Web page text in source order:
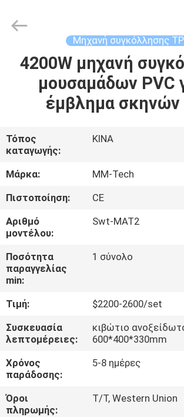
ΣΠΊΤΙ
ΠΡΟΪΌΝΤΑ
ΣΧΕΤΙΚΆ
ΜΕ
ΕΜΆΣ
ΕΠΙΣΚΈΨΕΙΣ
ΣΤΟ
ΕΡΓΟΣΤΆΣΙΟ
ΈΛΕΓΧΟΣ
ΠΟΙΌΤΗΤΑΣ
ΕΠΙΚΟΙΝΩΝΉΣΤΕ
ΜΑΖΊ
ΜΑΣ
Mingmai
Technology
Reserved.
Μηχανή συγκόλλησης
4200W μηχανή
μουσαμάδων PVC
έμβλημα σκηνών
Τόπος
καταγωγής:
ΚΙΝΑ
Μάρκα:
MM-Tech
Πιστοποίηση:
CE
Αριθμό
μοντέλου:
Swt-MAT2
Ποσότητα
παραγγελίας
min:
1 σύνολο
Τιμή:
$2200-2600/set
Συσκευασία
λεπτομέρειες:
κιβώτιο
600*400*330mm
Χρόνος
παράδοσης:
5-8 ημέρες
Όροι
πληρωμής:
T/T, Western Union